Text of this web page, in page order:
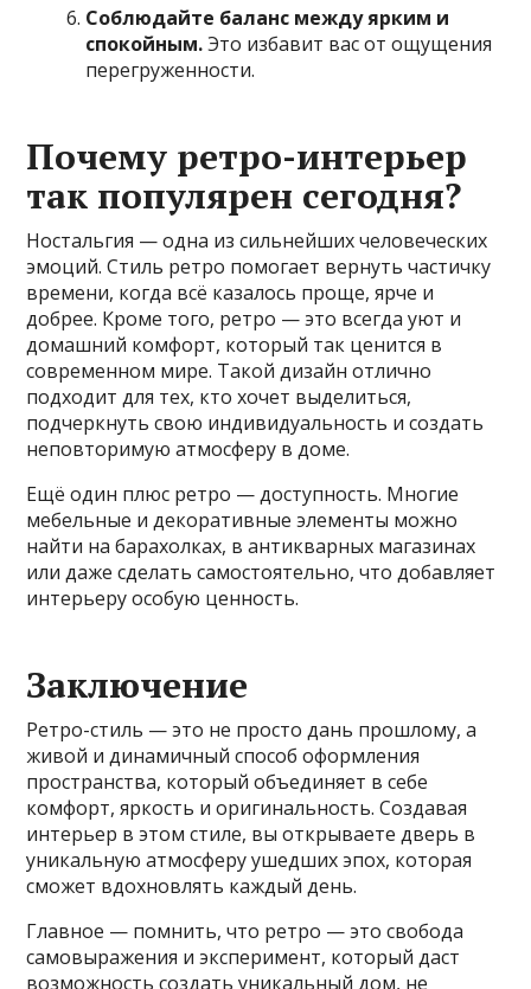
Соблюдайте баланс между ярким и
спокойным.Это избавит вас от ощущения
перегруженности.
Почему ретро-интерьер
так популярен сегодня?
Ностальгия — одна из сильнейших человеческих
эмоций. Стиль ретро помогает вернуть частичку
времени, когда всё казалось проще, ярче и
добрее. Кроме того, ретро — это всегда уют и
домашний комфорт, который так ценится в
современном мире. Такой дизайн отлично
подходит для тех, кто хочет выделиться,
подчеркнуть свою индивидуальность и создать
неповторимую атмосферу в доме.
Ещё один плюс ретро — доступность. Многие
мебельные и декоративные элементы можно
найти на барахолках, в антикварных магазинах
или даже сделать самостоятельно, что добавляет
интерьеру особую ценность.
Заключение
Ретро-стиль — это не просто дань прошлому, а
живой и динамичный способ оформления
пространства, который объединяет в себе
комфорт, яркость и оригинальность. Создавая
интерьер в этом стиле, вы открываете дверь в
уникальную атмосферу ушедших эпох, которая
сможет вдохновлять каждый день.
Главное — помнить, что ретро — это свобода
самовыражения и эксперимент, который даст
возможность создать уникальный дом, не